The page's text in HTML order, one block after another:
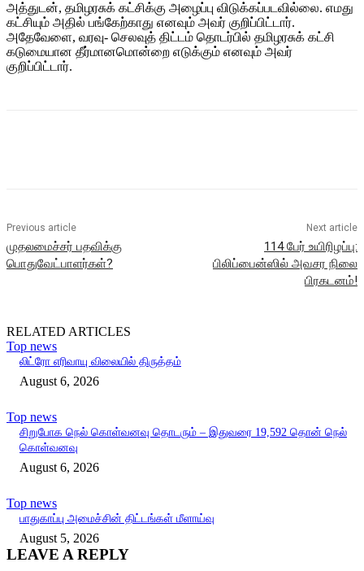
அத்துடன், தமிழரசுக் கட்சிக்கு அழைப்பு விடுக்கப்படவில்லை. எமது
கட்சியும் அதில் பங்கேற்காது எனவும் அவர் குறிப்பிட்டார்.
அதேவேளை, வரவு- செலவுத் திட்டம் தொடர்பில் தமிழரசுக் கட்சி
கடுமையான தீர்மானமொன்றை எடுக்கும் எனவும் அவர்
குறிப்பிட்டார்.
Previous article
முதலமைச்சர் பதவிக்கு
பொதுவேட்பாளர்கள்?
Next article
114 பேர் உயிரிழப்பு:
பிலிப்பைன்ஸில் அவசர நிலை
பிரகடனம்!
RELATED ARTICLES
Top news
லிட்ரோ எரிவாயு விலையில் திருத்தம்
August 6, 2026
Top news
சிறுபோக நெல் கொள்வனவு தொடரும் – இதுவரை 19,592 தொன் நெல்
கொள்வனவு
August 6, 2026
Top news
பாதுகாப்பு அமைச்சின் திட்டங்கள் மீளாய்வு
August 5, 2026
LEAVE A REPLY